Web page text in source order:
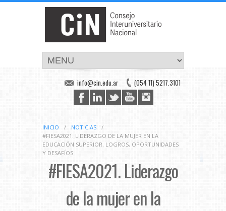
(054 11) 5217.3101
info@cin.edu.ar
INICIO / NOTICIAS
/
#FIESA2021. LIDERAZGO DE LA MUJER EN LA
EDUCACIÓN SUPERIOR. LOGROS, OPORTUNIDADES
Y DESAFÍOS
#FIESA2021. Liderazgo
de la mujer en la